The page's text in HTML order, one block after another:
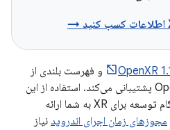
و فهرست بلندی از
افزونه‌های شخص ثالث از OpenXR پشتیبانی می‌کند. استفاده از این
افزونه‌ها، همان تجربه آشنا را هنگام توسعه برای XR به شما ارائه
مجوزهای زمان اجرای اندروید نیاز